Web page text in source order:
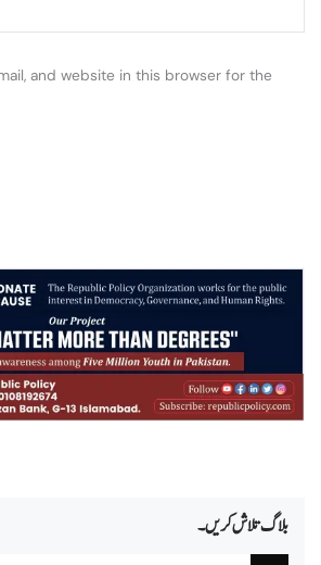
بلاگ تلاش کریں۔
and website in this browser for the